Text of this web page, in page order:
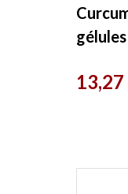
Prix